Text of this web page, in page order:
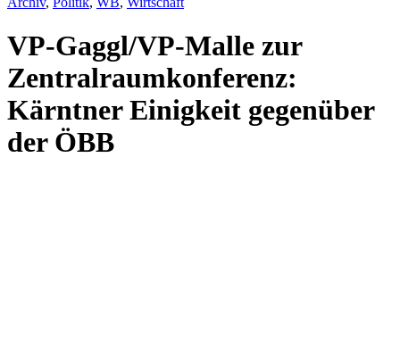
VP-Gaggl/VP-Malle zur
Zentralraumkonferenz:
Kärntner Einigkeit gegenüber
der ÖBB